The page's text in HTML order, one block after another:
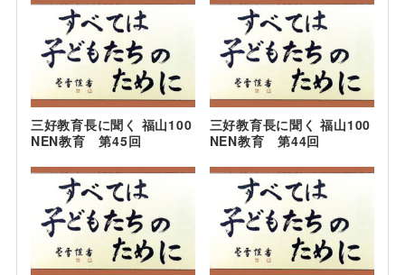
三好教育長に聞く 福山100
NEN教育 第45回
三好教育長に聞く 福山100
NEN教育 第44回